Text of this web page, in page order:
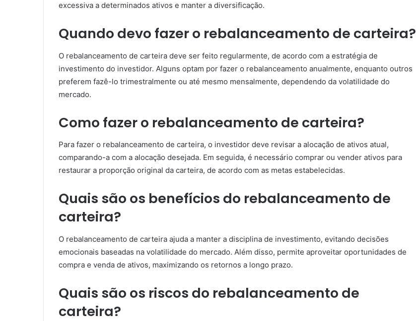
excessiva a determinados ativos e manter a diversificação.
Quando devo fazer o rebalanceamento de carteira?
O rebalanceamento de carteira deve ser feito regularmente, de acordo com a estratégia de
investimento do investidor. Alguns optam por fazer o rebalanceamento anualmente, enquanto outros
preferem fazê-lo trimestralmente ou até mesmo mensalmente, dependendo da volatilidade do
mercado.
Como fazer o rebalanceamento de carteira?
Para fazer o rebalanceamento de carteira, o investidor deve revisar a alocação de ativos atual,
comparando-a com a alocação desejada. Em seguida, é necessário comprar ou vender ativos para
restaurar a proporção original da carteira, de acordo com as metas estabelecidas.
Quais são os benefícios do rebalanceamento de
carteira?
O rebalanceamento de carteira ajuda a manter a disciplina de investimento, evitando decisões
emocionais baseadas na volatilidade do mercado. Além disso, permite aproveitar oportunidades de
compra e venda de ativos, maximizando os retornos a longo prazo.
Quais são os riscos do rebalanceamento de
carteira?